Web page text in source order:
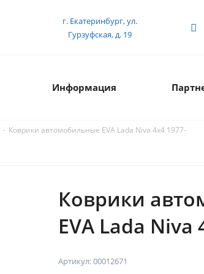
г. Екатеринбург, ул.
Гурзуфская, д. 19
Информация
- Коврики автомобильные EVA Lada Niva 4x4 1977-
Коврики
EVA Lada Niva
Артикул:00012671